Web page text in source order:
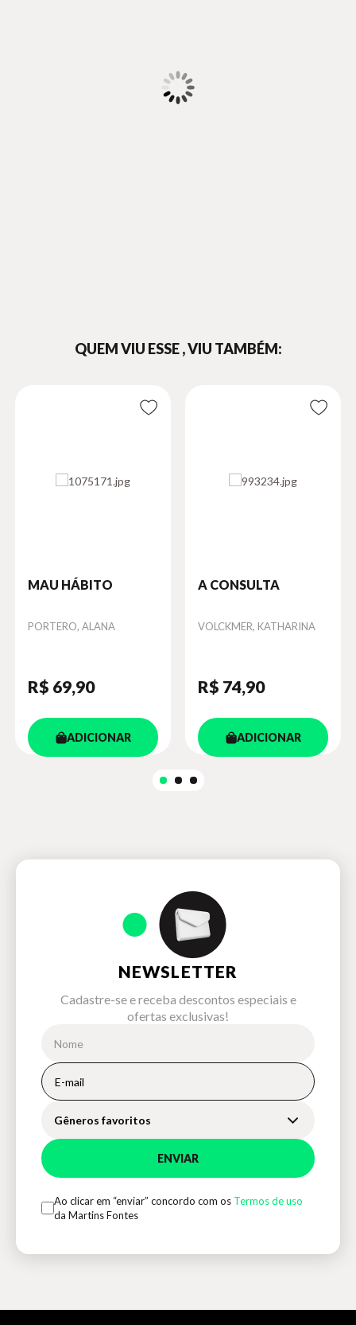
QUEM VIU ESSE , VIU TAMBÉM:
MAU HÁBITO
Autor
PORTERO, ALANA
R$ 69,90
ADICIONAR
A CONSULTA
Autor
VOLCKMER, KATHARINA
R$ 74,90
ADICIONAR
NEWSLETTER
Cadastre-se e receba descontos especiais e
ofertas exclusivas!
Gêneros favoritos
ENVIAR
Ao clicar em “enviar” concordo com os Termos de uso
da Martins Fontes